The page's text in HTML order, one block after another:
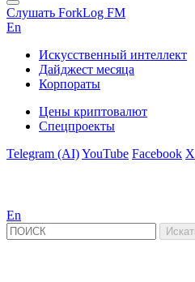
Слушать ForkLog FM
En
Искусственный интеллект
Дайджест месяца
Корпораты
Цены криптовалют
Спецпроекты
Telegram (AI)YouTube Facebook X
En